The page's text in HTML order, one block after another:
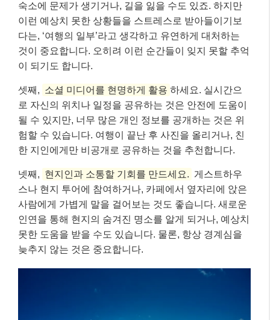
숙소에 문제가 생기거나, 길을 잃을 수도 있죠. 하지만
이런 예상치 못한 상황들을 스트레스로 받아들이기보
다는, ‘여행의 일부’라고 생각하고 유연하게 대처하는
것이 중요합니다. 오히려 이런 순간들이 잊지 못할 추억
이 되기도 합니다.
셋째, 소셜 미디어를 현명하게 활용 하세요. 실시간으
로 자신의 위치나 일정을 공유하는 것은 안전에 도움이
될 수 있지만, 너무 많은 개인 정보를 공개하는 것은 위
험할 수 있습니다. 여행이 끝난 후 사진을 올리거나, 친
한 지인에게만 비공개로 공유하는 것을 추천합니다.
넷째, 현지인과 소통할 기회를 만드세요. 게스트하우
스나 현지 투어에 참여하거나, 카페에서 옆자리에 앉은
사람에게 가볍게 말을 걸어보는 것도 좋습니다. 새로운
인연을 통해 현지의 숨겨진 명소를 알게 되거나, 예상치
못한 도움을 받을 수도 있습니다. 물론, 항상 경계심을
늦추지 않는 것은 중요합니다.